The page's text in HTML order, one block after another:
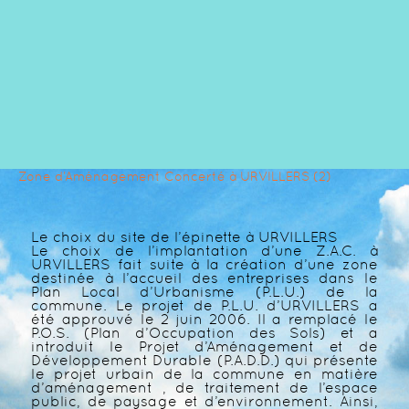
Zone d’Aménagement Concerté à URVILLERS (2)
Le choix du site de l’épinette à URVILLERS
Le choix de l’implantation d’une Z.A.C. à
URVILLERS fait suite à la création d’une zone
destinée à l’accueil des entreprises dans le
Plan Local d’Urbanisme (P.L.U.) de la
commune. Le projet de P.L.U. d’URVILLERS a
été approuvé le 2 juin 2006. Il a remplacé le
P.O.S. (Plan d’Occupation des Sols) et a
introduit le Projet d’Aménagement et de
Développement Durable (P.A.D.D.) qui présente
le projet urbain de la commune en matière
d’aménagement , de traitement de l’espace
public, de paysage et d’environnement. Ainsi,